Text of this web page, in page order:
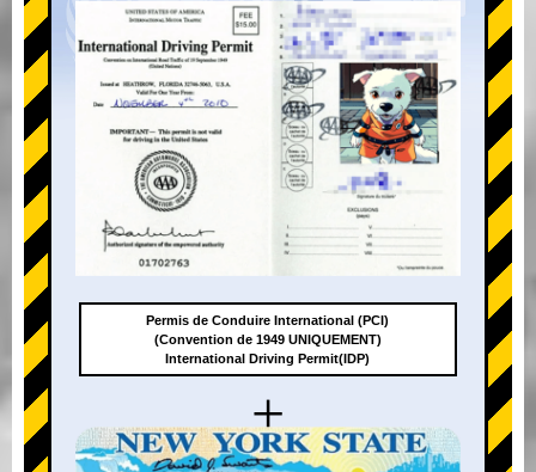
+
Permis de Conduire International (PCI)
(Convention de 1949 UNIQUEMENT)
International Driving Permit(IDP)